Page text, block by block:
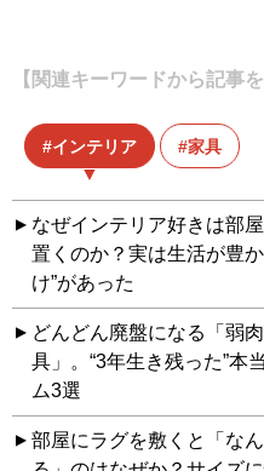
【関連キーワードから記事を
インテリア 家具
なぜインテリア好きは部
置くのか？実は生活が豊
け”があった
どんどん廃盤になる「弱
具」。“3年生き残った”本
ム3選
部屋にラグを敷くと「な